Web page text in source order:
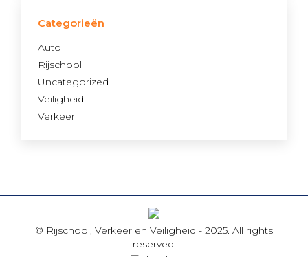
Categorieën
Auto
Rijschool
Uncategorized
Veiligheid
Verkeer
© Rijschool, Verkeer en Veiligheid - 2025. All rights
reserved.